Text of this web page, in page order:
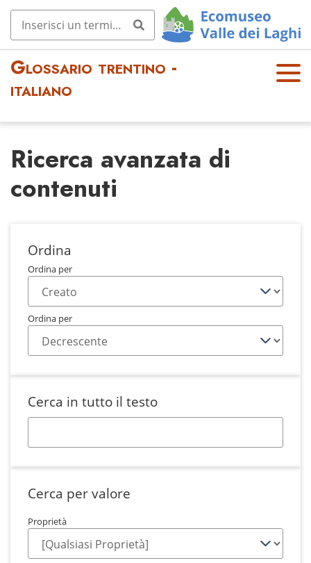
Glossario trentino -
italiano
OPE
Ricerca avanzata di
contenuti
Ordina
Ordina per
Ordina per
Cerca in tutto il testo
Cerca per valore
Proprietà